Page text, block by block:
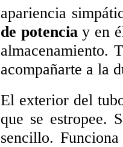
apariencia
de potenciay en
almacenamiento.
acompañarte a la
El exterior del
que se estropee.
sencillo.